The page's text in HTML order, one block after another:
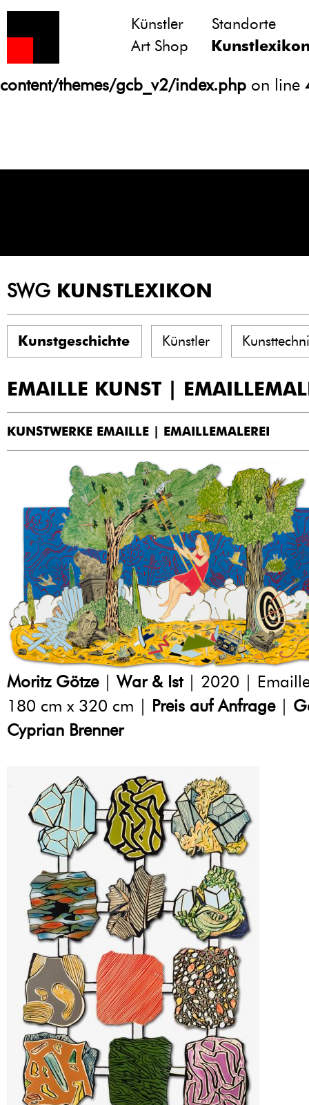
Notice
: Undefined variable: atts in
/homepages/21/d13550920/htdocs/
content/themes/gcb_v2/index.php on line
Künstler
Standorte
Art Shop
SWG KUNSTLEXIKON
Kunstgeschichte Künstler
EMAILLE KUNST |
KUNSTWERKE EMAILLE | EMAILLEMALEREI
Moritz Götze|War & Ist| 2020 |
180 cm x 320 cm | Preis auf Anfrage|
Cyprian Brenner